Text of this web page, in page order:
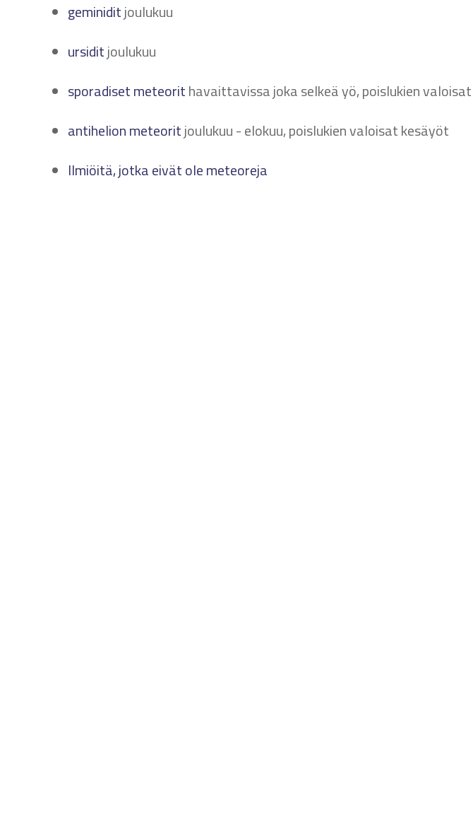
geminiditjoulukuu
ursiditjoulukuu
sporadiset meteorithavaittavissa joka selkeä yö, poislukien
antihelion meteoritjoulukuu - elokuu, poislukien valoisat kesäyöt
Ilmiöitä, jotka eivät ole meteoreja